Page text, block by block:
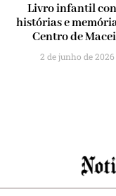
Livro infantil
histórias e
Centro de
2 de junho de 2026